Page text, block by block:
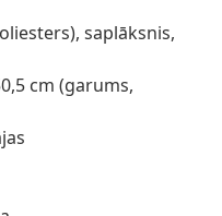
saplāksnis,
cm (garums,